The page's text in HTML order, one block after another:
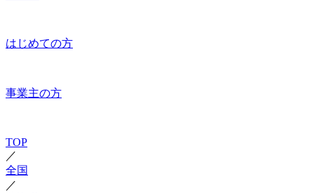
はじめての方
事業主の方
TOP
／
全国
／